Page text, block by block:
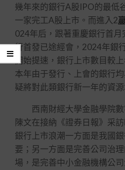
幾年來的銀行A股IPO的最低
一家完工A股上市。而進入2
024年后，跟著重慶銀行首
行首發已途經會，2024年銀
開始提速，銀行上市數目較
本年由于發行、上會的銀行
疑將對此類銀行新一年的資
西南財經大學金融學院數
陳文在接納《證券日報》采
銀行上市浪潮一方面是我國
要；另一方面是完善公司治
場，是完善中小金融機構公